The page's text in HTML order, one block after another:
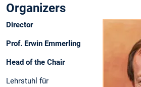
Organizers
Director
Prof. Erwin Emmerling
Head of the Chair
Lehrstuhl für